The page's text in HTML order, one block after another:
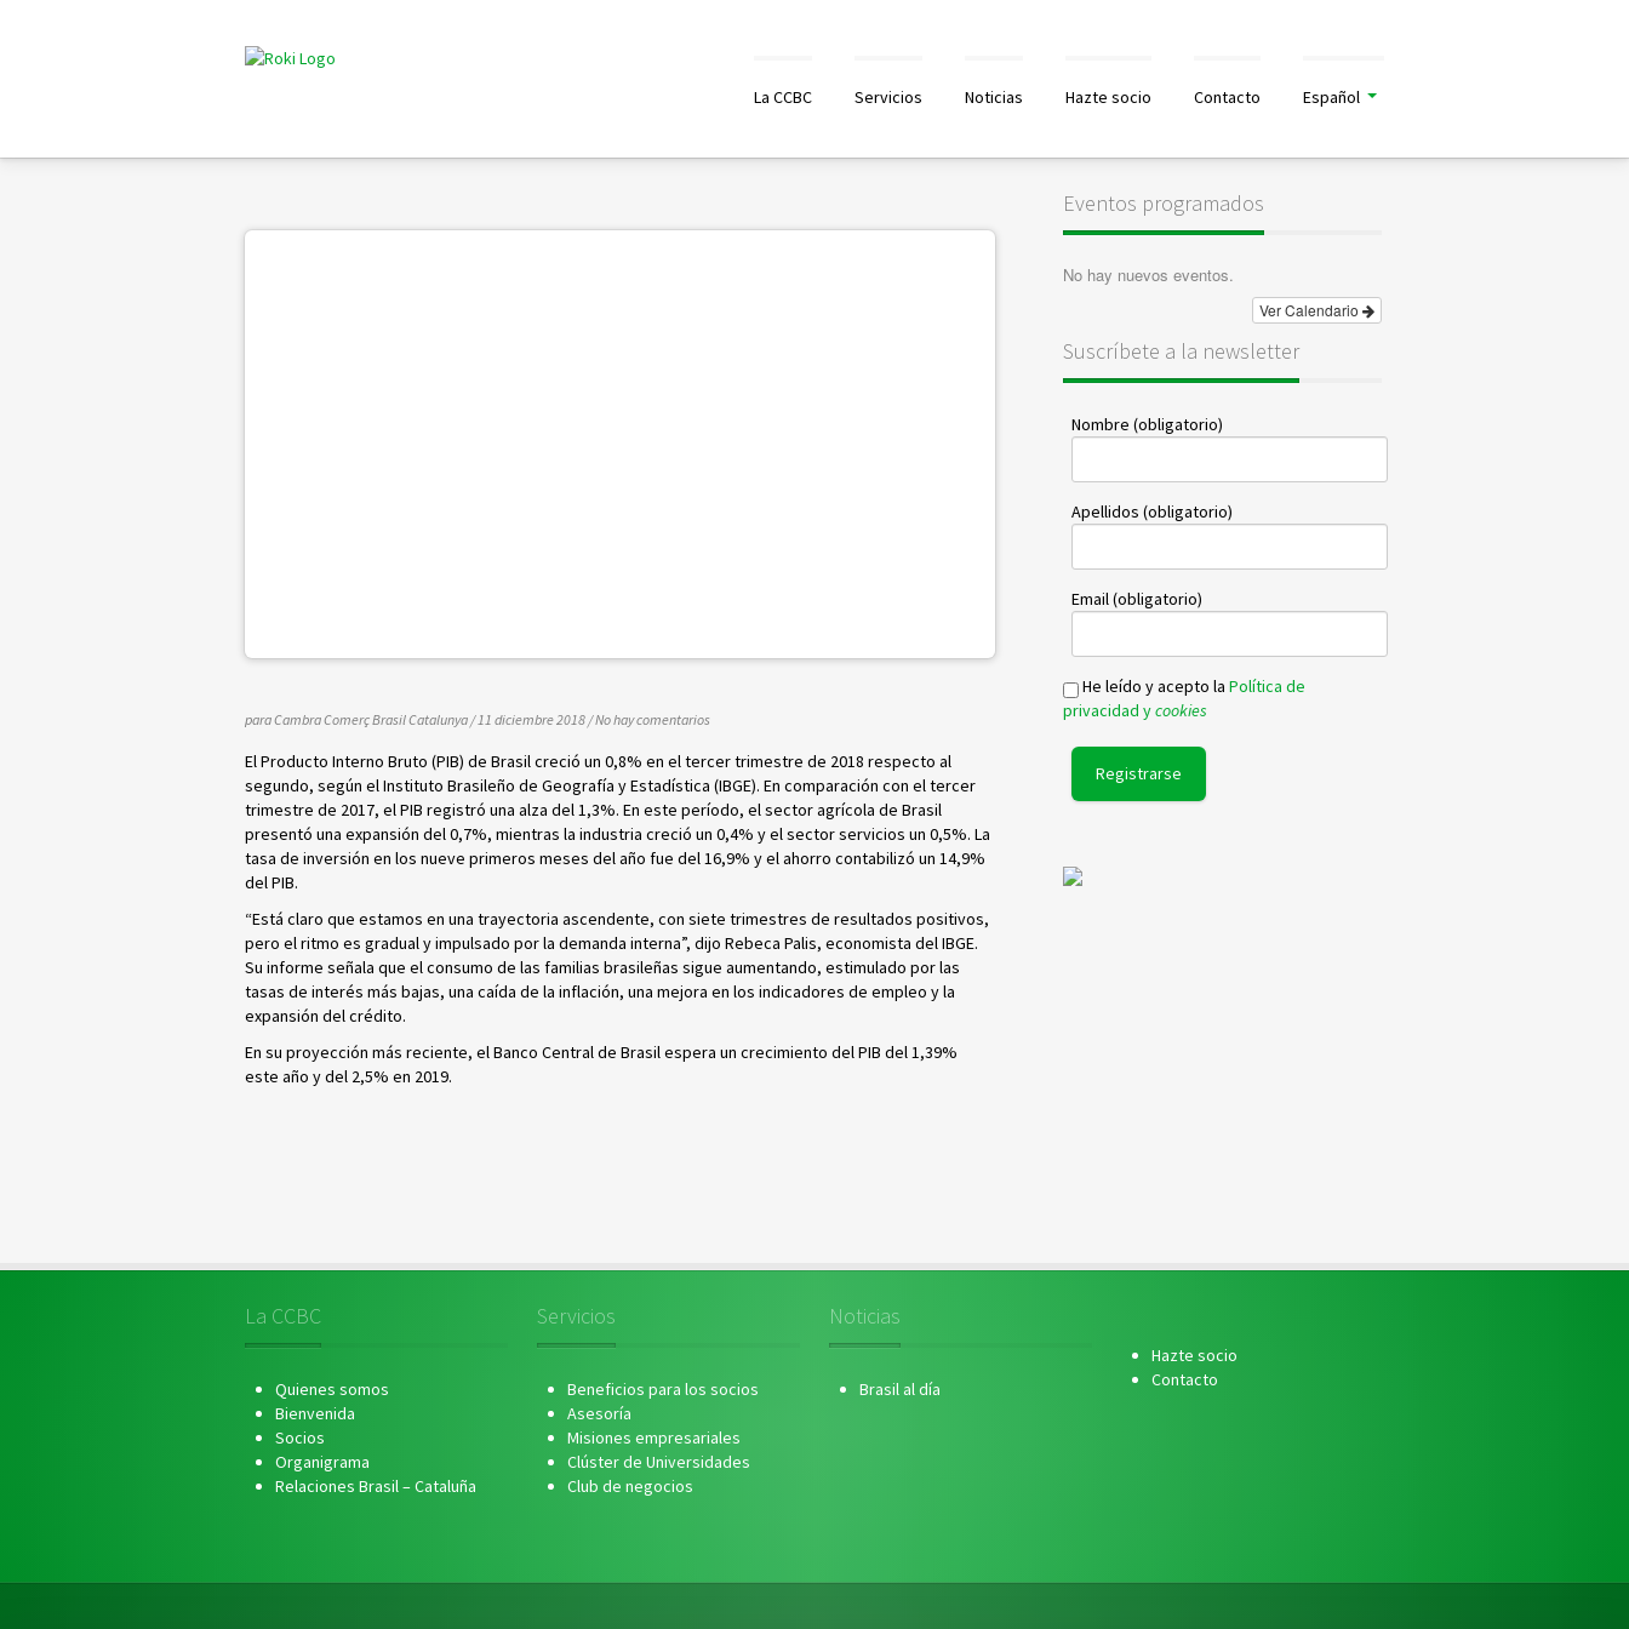
La CCBC Servicios Noticias Hazte socio Contacto Español
para Cambra Comerç Brasil Catalunya / 11 diciembre 2018 /No hay comentarios
El Producto Interno Bruto (PIB) de Brasil creció un 0,8% en el tercer trimestre de 2018 respecto al
segundo, según el Instituto Brasileño de Geografía y Estadística (IBGE). En comparación con el tercer
trimestre de 2017, el PIB registró una alza del 1,3%. En este período, el sector agrícola de Brasil
presentó una expansión del0,7%, mientras la industria creció un 0,4% y el sector servicios un 0,5%. La
tasa de inversión en los nueve primeros meses del año fue del 16,9% y el ahorro contabilizó un 14,9%
del PIB.
“Está claro que estamos en una trayectoria ascendente, con siete trimestres de resultados positivos,
pero el ritmo es gradual y impulsado por la demanda interna”, dijo Rebeca Palis, economista del IBGE.
Su informe señala que el consumo de las familias brasileñas sigue aumentando, estimulado por las
tasas de interés más bajas, una caída de la inflación, una mejora en los indicadores de empleo y la
expansión del crédito.
En su proyección más reciente, el Banco Central de Brasil espera un crecimiento del PIB del 1,39%
este año y del 2,5% en 2019.
Eventos programados
No hay nuevos eventos.
Ver Calendario
Suscríbete a la newsletter
Nombre (obligatorio)
Apellidos (obligatorio)
Email (obligatorio)
He leído y acepto laPolítica de
privacidad ycookies
La CCBC
Quienes somos
Bienvenida
Socios
Organigrama
Relaciones Brasil – Cataluña
Servicios
Beneficios para los socios
Asesoría
Misiones empresariales
Clúster de Universidades
Club de negocios
Noticias
Brasil al día
Hazte socio
Contacto